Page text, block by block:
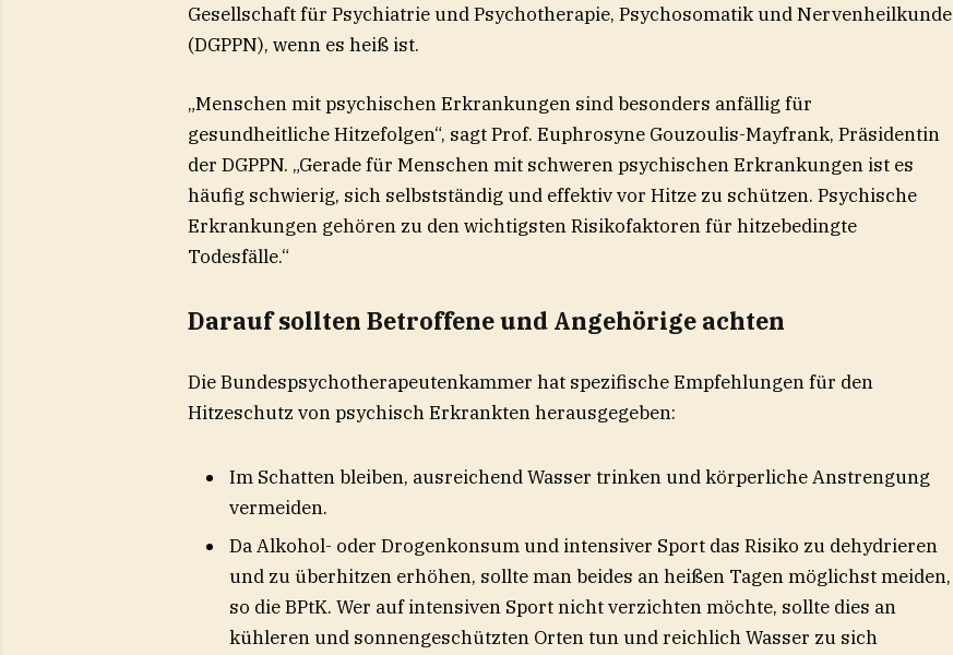
Gesellschaft für Psychiatrie und Psychotherapie, Psychosomatik und Nervenheilkunde
(DGPPN), wenn es heiß ist.
„Menschen mit psychischen Erkrankungen sind besonders anfällig für
gesundheitliche Hitzefolgen“, sagt Prof. Euphrosyne Gouzoulis-Mayfrank, Präsidentin
der DGPPN. „Gerade für Menschen mit schweren psychischen Erkrankungen ist es
häufig schwierig, sich selbstständig und effektiv vor Hitze zu schützen. Psychische
Erkrankungen gehören zu den wichtigsten Risikofaktoren für hitzebedingte
Todesfälle.“
Darauf sollten Betroffene und Angehörige achten
Die Bundespsychotherapeutenkammer hat spezifische Empfehlungen für den
Hitzeschutz von psychisch Erkrankten herausgegeben:
Im Schatten bleiben, ausreichend Wasser trinken und körperliche Anstrengung
vermeiden.
Da Alkohol- oder Drogenkonsum und intensiver Sport das Risiko zu dehydrieren
und zu überhitzen erhöhen, sollte man beides an heißen Tagen möglichst meiden,
so die BPtK. Wer auf intensiven Sport nicht verzichten möchte, sollte dies an
kühleren und sonnengeschützten Orten tun und reichlich Wasser zu sich